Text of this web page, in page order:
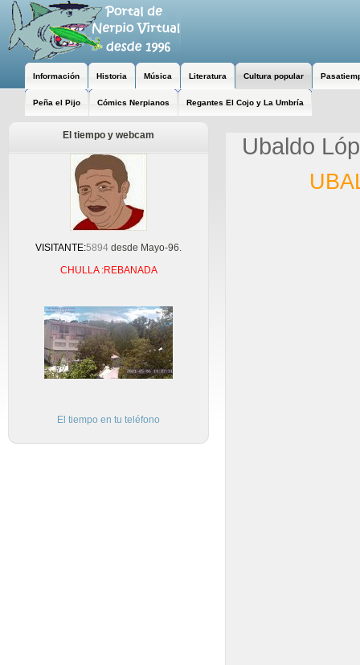
Información Historia Música Literatura Cultura popular
Peña el Pijo Cómics Nerpianos Regantes El Cojo y La Umbría
El tiempo y webcam
VISITANTE:5894 desde Mayo-96.
CHULLA :REBANADA
El tiempo en tu teléfono
Ubaldo